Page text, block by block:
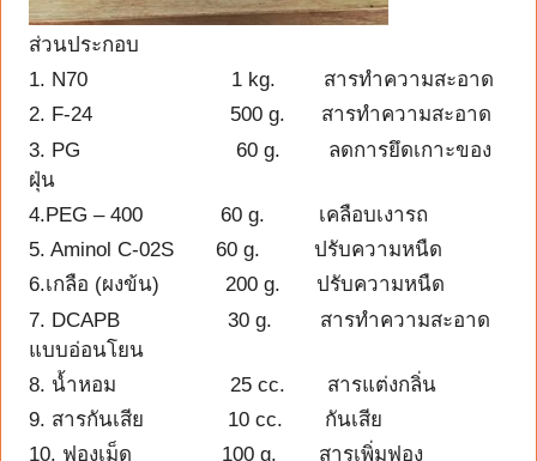
ส่วนประกอบ
1. N70 1 kg. สารทำความสะอาด
2. F-24 500 g. สารทำความสะอาด
3. PG 60 g. ลดการยึดเกาะของ
ฝุ่น
4.PEG – 400 60 g. เคลือบเงารถ
5. Aminol C-02S 60 g. ปรับความหนืด
6.เกลือ (ผงข้น) 200 g. ปรับความหนืด
7. DCAPB 30 g. สารทำความสะอาด
แบบอ่อนโยน
8. น้ำหอม 25 cc. สารแต่งกลิ่น
9. สารกันเสีย 10 cc. กันเสีย
10. ฟองเม็ด 100 g. สารเพิ่มฟอง